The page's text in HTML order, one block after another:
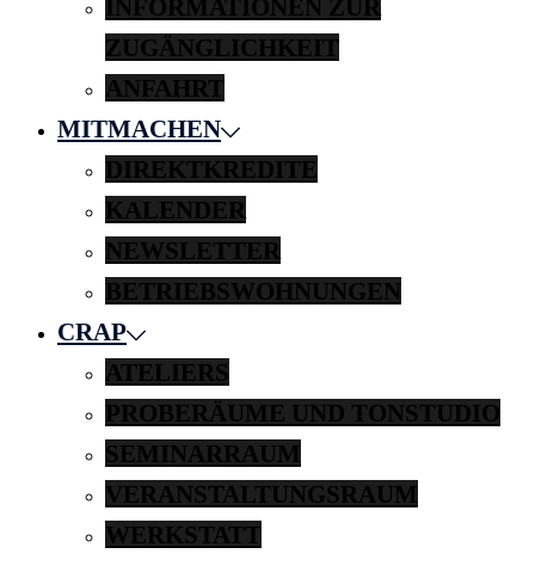
INFORMATIONEN ZUR
ZUGÄNGLICHKEIT
ANFAHRT
MITMACHEN
DIREKTKREDITE
KALENDER
NEWSLETTER
BETRIEBSWOHNUNGEN
CRAP
ATELIERS
PROBERÄUME UND TONSTUDIO
SEMINARRAUM
VERANSTALTUNGSRAUM
WERKSTATT